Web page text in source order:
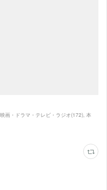
映画・ドラマ・テレビ・ラジオ(172) 本